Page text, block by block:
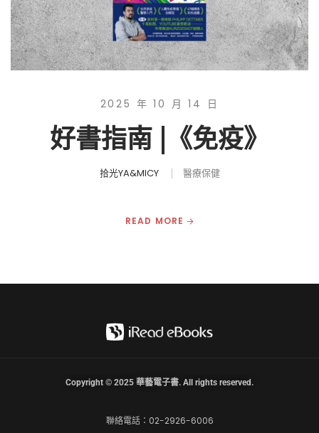
2025 年 10 月 14 日
好書指南 |《免疫》
拾光YA&MICY 醫療保健
READ MORE
聯絡電話：02-2926-6006
Copyright © 2025 華藝電子書. All rights reserved.